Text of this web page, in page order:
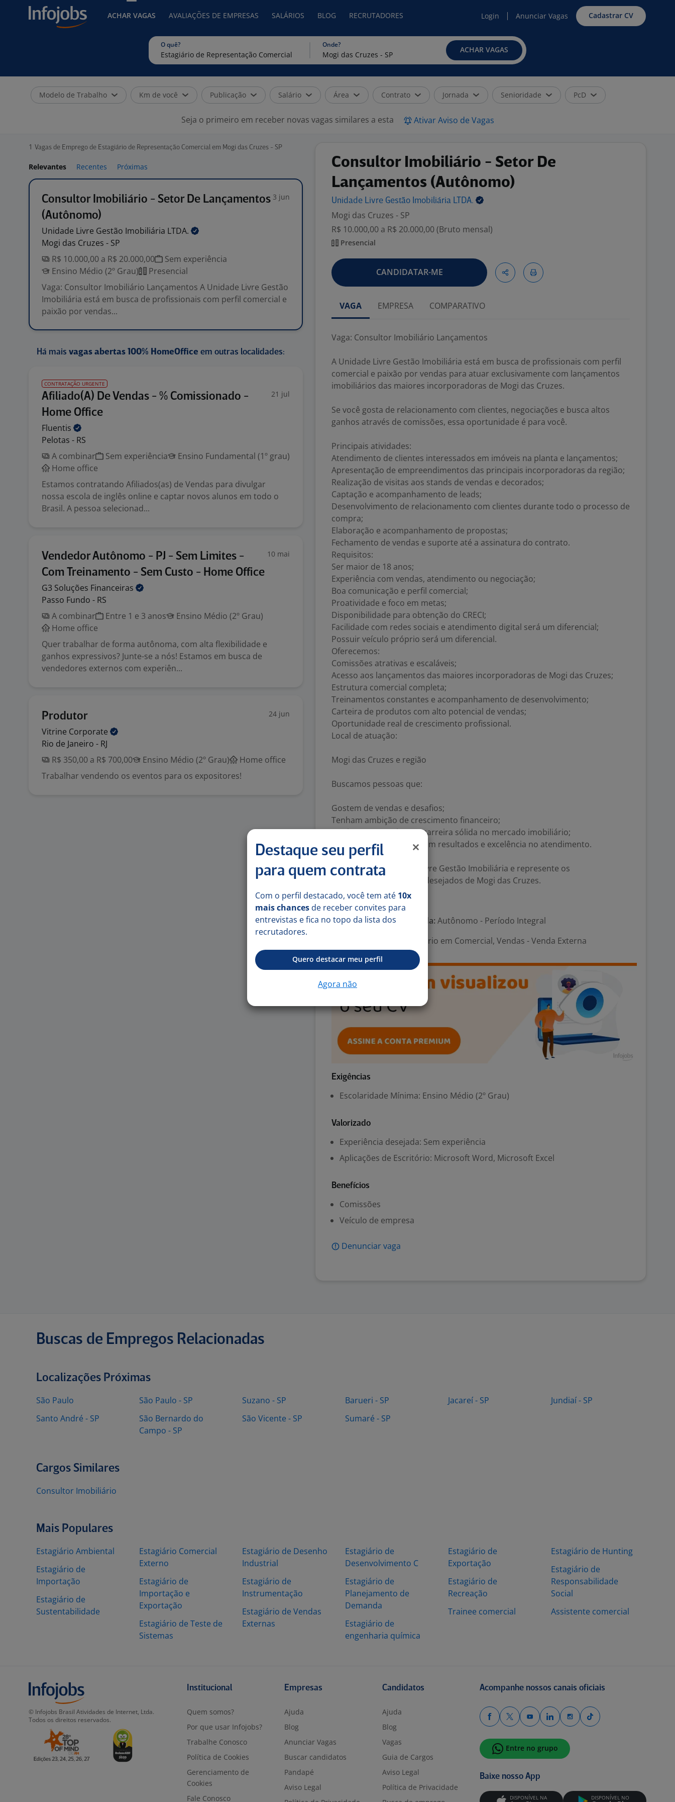
ACHAR VAGAS AVALIAÇÕES DE EMPRESAS SALÁRIOS BLOG RECRUTADORES Login Anunciar Vagas Cadastrar CV
O quê? Onde?
ACHAR VAGAS
Modelo de Trabalho Km de você Publicação Salário Área Contrato Jornada Senioridade PcD
Seja o primeiro em receber novas vagas similares a esta Ativar Aviso de Vagas
1 Vagas de Emprego de Estagiário de Representação Comercial em Mogi das Cruzes - SP
Relevantes Recentes Próximas
Consultor Imobiliário - Setor De Lançamentos
(Autônomo)
3 jun
Unidade Livre Gestão Imobiliária LTDA.
Mogi das Cruzes - SP
R$ 10.000,00 a R$ 20.000,00
Sem experiência
Ensino Médio (2º Grau)
Presencial
Vaga: Consultor Imobiliário Lançamentos A Unidade Livre Gestão
Imobiliária está em busca de profissionais com perfil comercial e
paixão por vendas...
Há mais vagas abertas 100% HomeOffice em outras localidades:
CONTRATAÇÃO URGENTE
Afiliado(A) De Vendas - % Comissionado -
Home Office
21 jul
Fluentis
Pelotas - RS
A combinar
Sem experiência
Ensino Fundamental (1º grau)
Home office
Estamos contratando Afiliados(as) de Vendas para divulgar
nossa escola de inglês online e captar novos alunos em todo o
Brasil. A pessoa selecionad...
Vendedor Autônomo - PJ - Sem Limites -
Com Treinamento - Sem Custo - Home Office
10 mai
G3 Soluções Financeiras
Passo Fundo - RS
A combinar
Entre 1 e 3 anos
Ensino Médio (2º Grau)
Home office
Quer trabalhar de forma autônoma, com alta flexibilidade e
ganhos expressivos? Junte-se a nós! Estamos em busca de
vendedores externos com experiên...
Produtor 24 jun
Vitrine Corporate
Rio de Janeiro - RJ
R$ 350,00 a R$ 700,00
Ensino Médio (2º Grau)
Home office
Trabalhar vendendo os eventos para os expositores!
Consultor Imobiliário - Setor De
Lançamentos (Autônomo)
Unidade Livre Gestão Imobiliária LTDA.
Mogi das Cruzes - SP
R$ 10.000,00 a R$ 20.000,00 (Bruto mensal)
Presencial
CANDIDATAR-ME
VAGA EMPRESA COMPARATIVO
Vaga: Consultor Imobiliário Lançamentos
A Unidade Livre Gestão Imobiliária está em busca de profissionais com perfil
comercial e paixão por vendas para atuar exclusivamente com lançamentos
imobiliários das maiores incorporadoras de Mogi das Cruzes.
Se você gosta de relacionamento com clientes, negociações e busca altos
ganhos através de comissões, essa oportunidade é para você.
Principais atividades:
Atendimento de clientes interessados em imóveis na planta e lançamentos;
Apresentação de empreendimentos das principais incorporadoras da região;
Realização de visitas aos stands de vendas e decorados;
Captação e acompanhamento de leads;
Desenvolvimento de relacionamento com clientes durante todo o processo de
compra;
Elaboração e acompanhamento de propostas;
Fechamento de vendas e suporte até a assinatura do contrato.
Requisitos:
Ser maior de 18 anos;
Experiência com vendas, atendimento ou negociação;
Boa comunicação e perfil comercial;
Proatividade e foco em metas;
Disponibilidade para obtenção do CRECI;
Facilidade com redes sociais e atendimento digital será um diferencial;
Possuir veículo próprio será um diferencial.
Oferecemos:
Comissões atrativas e escaláveis;
Acesso aos lançamentos das maiores incorporadoras de Mogi das Cruzes;
Estrutura comercial completa;
Treinamentos constantes e acompanhamento de desenvolvimento;
Carteira de produtos com alto potencial de vendas;
Oportunidade real de crescimento profissional.
Local de atuação:
Mogi das Cruzes e região
Buscamos pessoas que:
Gostem de vendas e desafios;
Tenham ambição de crescimento financeiro;
Queiram construir uma carreira sólida no mercado imobiliário;
Sejam comprometidas com resultados e excelência no atendimento.
Faça parte da Unidade Livre Gestão Imobiliária e represente os
empreendimentos mais desejados de Mogi das Cruzes.
Número de vagas:1
Tipo de contrato e Jornada: Autônomo - Período Integral
Estagiário em Comercial, Vendas - Venda Externa
Exigências
Escolaridade Mínima: Ensino Médio (2º Grau)
Valorizado
Experiência desejada: Sem experiência
Aplicações de Escritório: Microsoft Word, Microsoft Excel
Benefícios
Comissões
Veículo de empresa
Denunciar vaga
Buscas de Empregos Relacionadas
Localizações Próximas
São Paulo
Santo André - SP
São Paulo - SP
São Bernardo do
Campo - SP
Suzano - SP
São Vicente - SP
Barueri - SP
Sumaré - SP
Jacareí - SP Jundiaí - SP
Cargos Similares
Consultor Imobiliário
Mais Populares
Estagiário Ambiental
Estagiário de
Importação
Estagiário de
Sustentabilidade
Estagiário Comercial
Externo
Estagiário de
Importação e
Exportação
Estagiário de Teste de
Sistemas
Estagiário de Desenho
Industrial
Estagiário de
Instrumentação
Estagiário de Vendas
Externas
Estagiário de
Desenvolvimento C
Estagiário de
Planejamento de
Demanda
Estagiário de
engenharia química
Estagiário de
Exportação
Estagiário de
Recreação
Trainee comercial
Estagiário de Hunting
Estagiário de
Responsabilidade
Social
Assistente comercial
Destaque seu perfil
para quem contrata
Com o perfil destacado, você tem até 10x
mais chances de receber convites para
entrevistas e fica no topo da lista dos
recrutadores.
Quero destacar meu perfil
Agora não
© Infojobs Brasil Atividades de Internet, Ltda.
Todos os direitos reservados.
Institucional
Quem somos?
Por que usar Infojobs?
Trabalhe Conosco
Política de Cookies
Gerenciamento de
Cookies
Fale Conosco
Empresas
Ajuda
Blog
Anunciar Vagas
Buscar candidatos
Pandapé
Aviso Legal
Candidatos
Ajuda
Blog
Vagas
Guia de Cargos
Aviso Legal
Política de Privacidade
Acompanhe nossos canais oficiais
Entre no grupo
Baixe nosso App
DISPONÍVEL NA DISPONÍVEL NO